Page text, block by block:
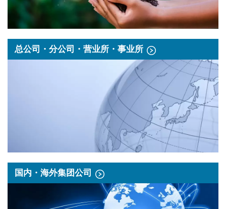
总公司・分公司・营业所・事业所
国内・海外集团公司